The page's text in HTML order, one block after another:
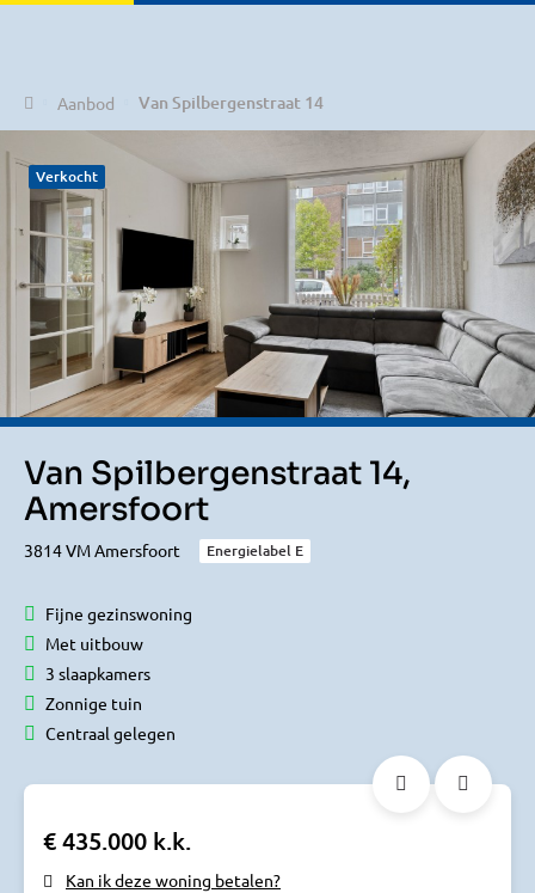
HomeAanbod Van Spilbergenstraat 14
Verkocht
Van Spilbergenstraat 14,
Amersfoort
3814 VM Amersfoort Energielabel E
Fijne gezinswoning
Met uitbouw
3 slaapkamers
Zonnige tuin
Centraal gelegen
€ 435.000 k.k.
Kan ik deze woning betalen?